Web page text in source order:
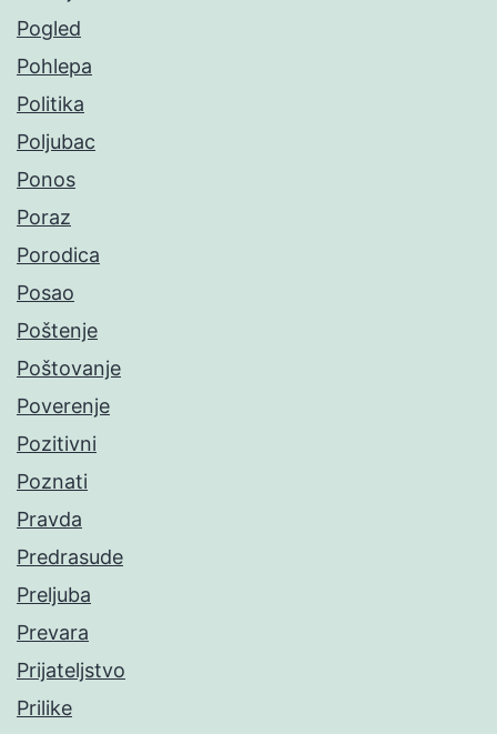
Pogled
Pohlepa
Politika
Poljubac
Ponos
Poraz
Porodica
Posao
Poštenje
Poštovanje
Poverenje
Pozitivni
Poznati
Pravda
Predrasude
Preljuba
Prevara
Prijateljstvo
Prilike